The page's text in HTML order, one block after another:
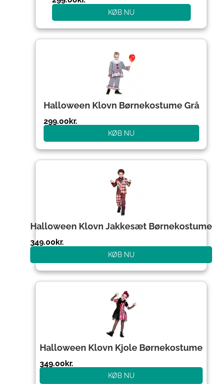
KØB NU
Halloween Klovn Børnekostume Grå
299.00kr.
KØB NU
Halloween Klovn Jakkesæt Børnekostume
349.00kr.
KØB NU
Halloween Klovn Kjole Børnekostume
349.00kr.
KØB NU